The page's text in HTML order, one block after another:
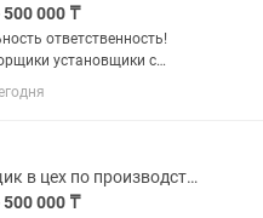
500 000 ₸
ответственность!
установщики с
зп 300,000-500,000
Мебельщик в цех по производству корпусной мебели
500 000 ₸